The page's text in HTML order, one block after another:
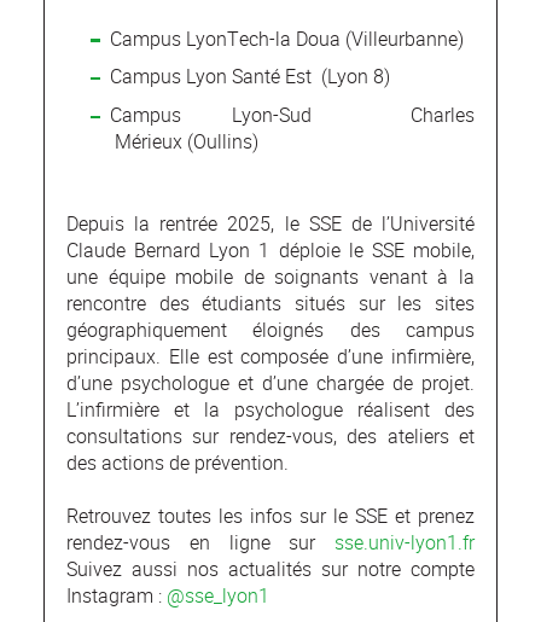
Campus LyonTech-la Doua (Villeurbanne)
Campus Lyon Santé Est (Lyon 8)
Campus Lyon-Sud Charles
Mérieux (Oullins)
Depuis la rentrée 2025, le SSE de l’Université
Claude Bernard Lyon 1 déploie le SSE mobile,
une équipe mobile de soignants venant à la
rencontre des étudiants situés sur les sites
géographiquement éloignés des campus
principaux. Elle est composée d’une infirmière,
d’une psychologue et d’une chargée de projet.
L’infirmière et la psychologue réalisent des
consultations sur rendez-vous, des ateliers et
des actions de prévention.
Retrouvez toutes les infos sur le SSE et prenez
rendez-vous en ligne sursse.univ-lyon1.fr
Suivez aussi nos actualités sur notre compte
Instagram : @sse_lyon1